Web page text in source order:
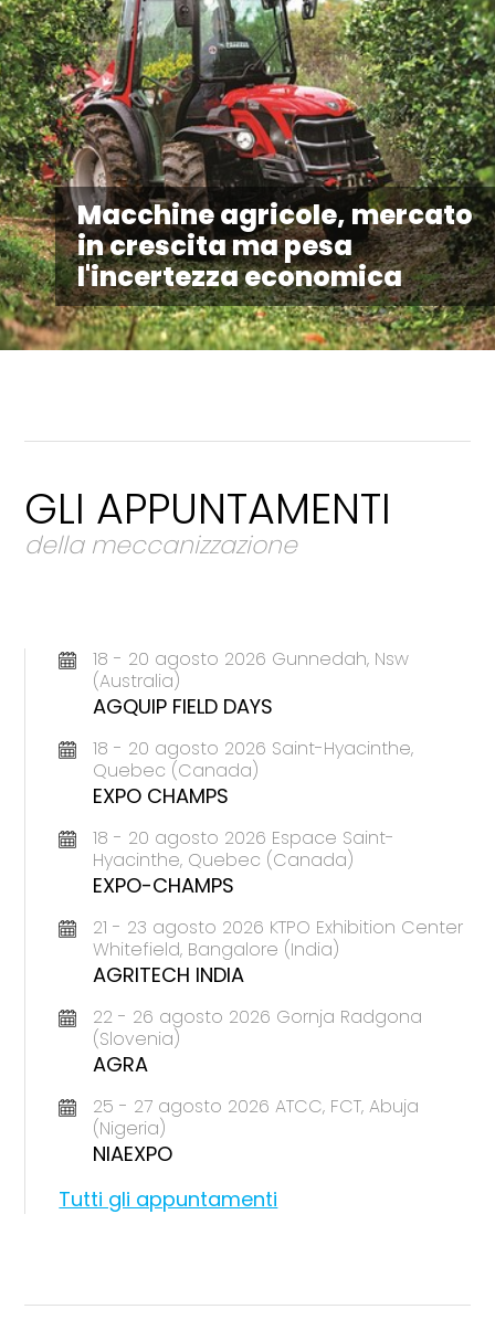
Macchine agricole, mercato
in crescita ma pesa
l'incertezza economica
GLI APPUNTAMENTI
della meccanizzazione
18 - 20 agosto 2026 Gunnedah, Nsw
(Australia)
AGQUIP FIELD DAYS
18 - 20 agosto 2026 Saint-Hyacinthe,
Quebec (Canada)
EXPO CHAMPS
18 - 20 agosto 2026 Espace Saint-
Hyacinthe, Quebec (Canada)
EXPO-CHAMPS
21 - 23 agosto 2026 KTPO Exhibition Center
Whitefield, Bangalore (India)
AGRITECH INDIA
22 - 26 agosto 2026 Gornja Radgona
(Slovenia)
AGRA
25 - 27 agosto 2026 ATCC, FCT, Abuja
(Nigeria)
NIAEXPO
Tutti gli appuntamenti